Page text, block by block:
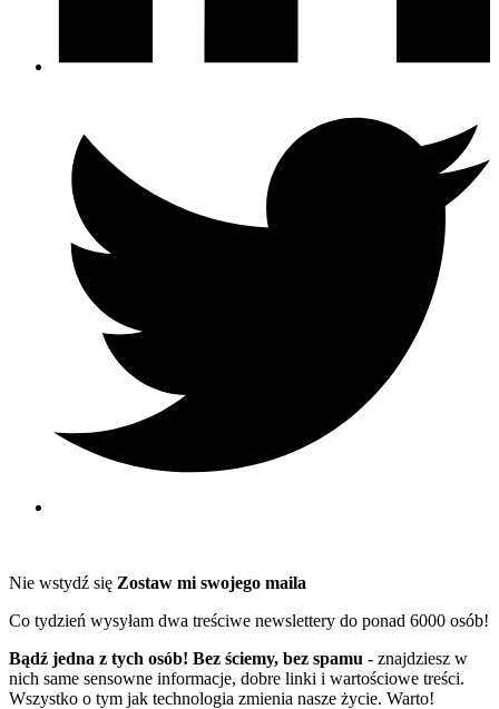
Nie wstydź się Zostaw mi swojego maila
Co tydzień wysyłam dwa treściwe newslettery do ponad 6000 osób!
Bądź jedna z tych osób! Bez ściemy, bez spamu - znajdziesz w
nich same sensowne informacje, dobre linki i wartościowe treści.
Wszystko o tym jak technologia zmienia nasze życie. Warto!